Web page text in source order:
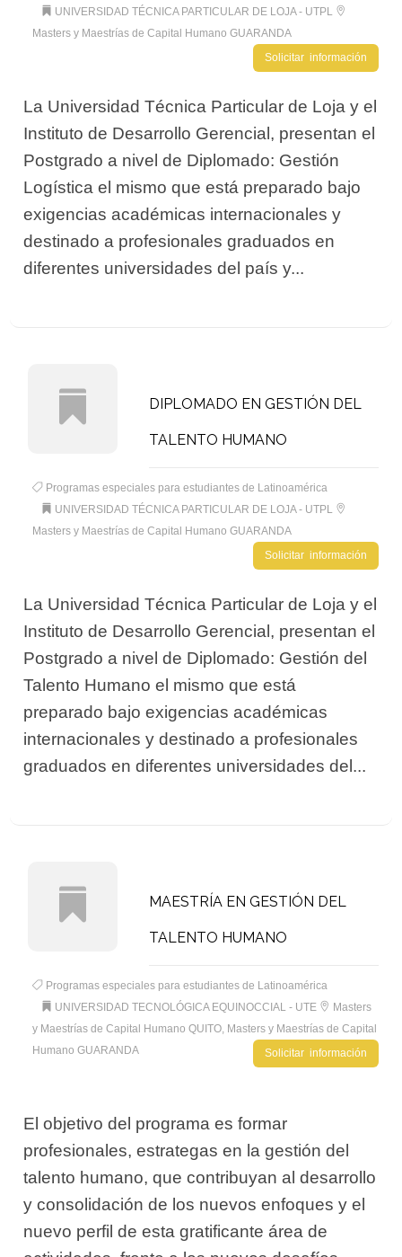
UNIVERSIDAD TÉCNICA PARTICULAR DE LOJA - UTPL
Masters y Maestrías de Capital Humano GUARANDA
Solicitar información
La Universidad Técnica Particular de Loja y el
Instituto de Desarrollo Gerencial, presentan el
Postgrado a nivel de Diplomado: Gestión
Logística el mismo que está preparado bajo
exigencias académicas internacionales y
destinado a profesionales graduados en
diferentes universidades del país y...
DIPLOMADO EN GESTIÓN DEL
TALENTO HUMANO
Programas especiales para estudiantes de Latinoamérica
UNIVERSIDAD TÉCNICA PARTICULAR DE LOJA - UTPL
Masters y Maestrías de Capital Humano GUARANDA
Solicitar información
La Universidad Técnica Particular de Loja y el
Instituto de Desarrollo Gerencial, presentan el
Postgrado a nivel de Diplomado: Gestión del
Talento Humano el mismo que está
preparado bajo exigencias académicas
internacionales y destinado a profesionales
graduados en diferentes universidades del...
MAESTRÍA EN GESTIÓN DEL
TALENTO HUMANO
Programas especiales para estudiantes de Latinoamérica
UNIVERSIDAD TECNOLÓGICA EQUINOCCIAL - UTE
Masters
y Maestrías de Capital Humano QUITO, Masters y Maestrías de Capital
Humano GUARANDA
Solicitar información
El objetivo del programa es formar
profesionales, estrategas en la gestión del
talento humano, que contribuyan al desarrollo
y consolidación de los nuevos enfoques y el
nuevo perfil de esta gratificante área de